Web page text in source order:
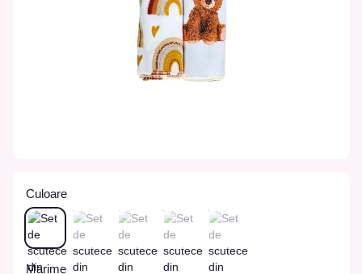
Culoare
Marime